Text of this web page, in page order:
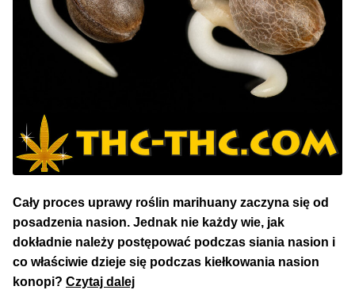
Cały proces uprawy roślin marihuany zaczyna się od
posadzenia nasion. Jednak nie każdy wie, jak
dokładnie należy postępować podczas siania nasion i
co właściwie dzieje się podczas kiełkowania nasion
konopi? Czytaj dalejJak